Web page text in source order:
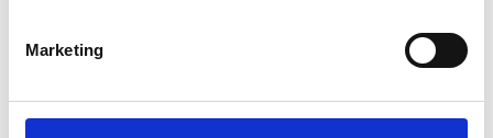
Marketing